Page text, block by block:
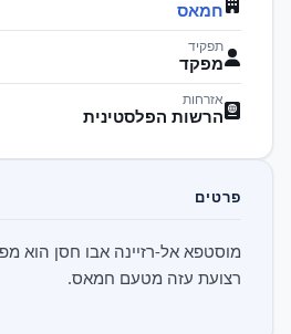
חמאס
תפקיד
מפקד
אזרחות
הרשות הפלסטינית
פרטים
מוסטפא אל-רזיינה אבו חסן הוא
רצועת עזה מטעם חמאס.